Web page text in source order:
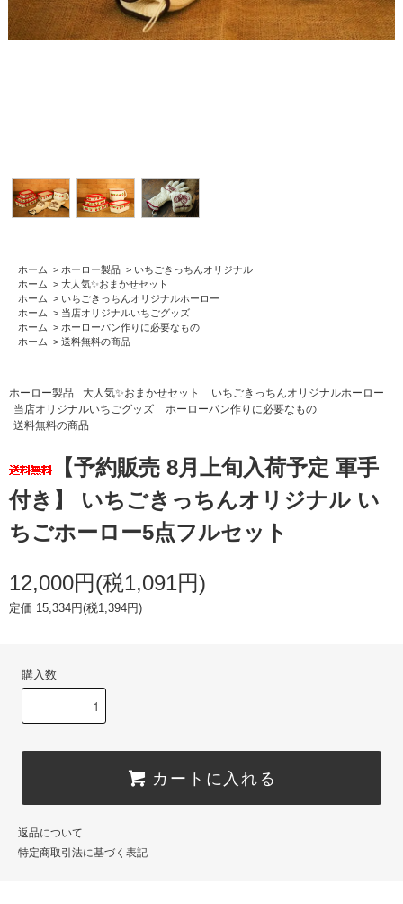
ホーム > ホーロー製品 > いちごきっちんオリジナル
ホーム > 大人気✨おまかせセット
ホーム > いちごきっちんオリジナルホーロー
ホーム > 当店オリジナルいちごグッズ
ホーム > ホーローパン作りに必要なもの
ホーム > 送料無料の商品
ホーロー製品 大人気✨おまかせセット
いちごきっちんオリジナルホーロー
当店オリジナルいちごグッズ
ホーローパン作りに必要なもの
送料無料の商品
【予約販売 8月上旬入荷予定 軍手
付き】 いちごきっちんオリジナル い
ちごホーロー5点フルセット
12,000円(税1,091円)
定価 15,334円(税1,394円)
購入数
カートに入れる
返品について
特定商取引法に基づく表記